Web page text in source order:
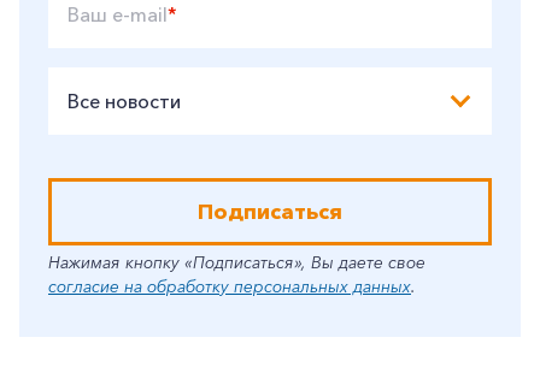
Ваш e-mail*
Все новости
Подписаться
Нажимая кнопку «Подписаться», Вы даете свое
согласие на обработку персональных данных.